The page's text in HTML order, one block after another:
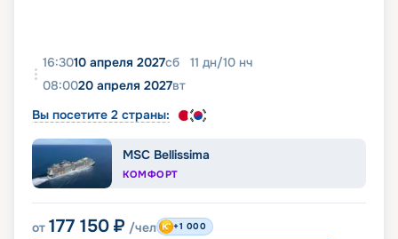
16:3010 апреля 2027сб 11 дн/10 нч
08:0020 апреля 2027вт
Вы посетите 2 страны:
MSC Bellissima
КОМФОРТ
от 177 150 ₽ /чел +1 000